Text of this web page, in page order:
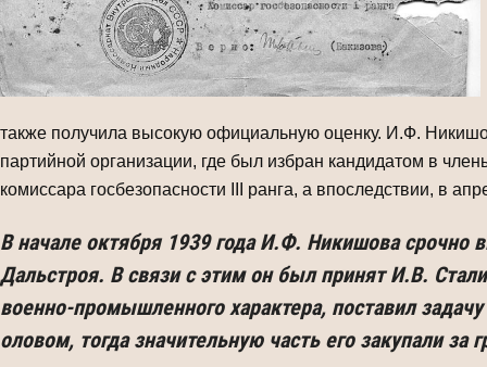
также получила высокую официальную оценку. И.Ф.
партийной организации, где был избран кандидатом в
комиссара госбезопасности III ранга, а впоследствии, в
В начале октября 1939 года И.Ф. Никишова
Дальстроя. В связи с этим он был принят И.В.
военно-промышленного характера, поставил
оловом, тогда значительную часть его закупали